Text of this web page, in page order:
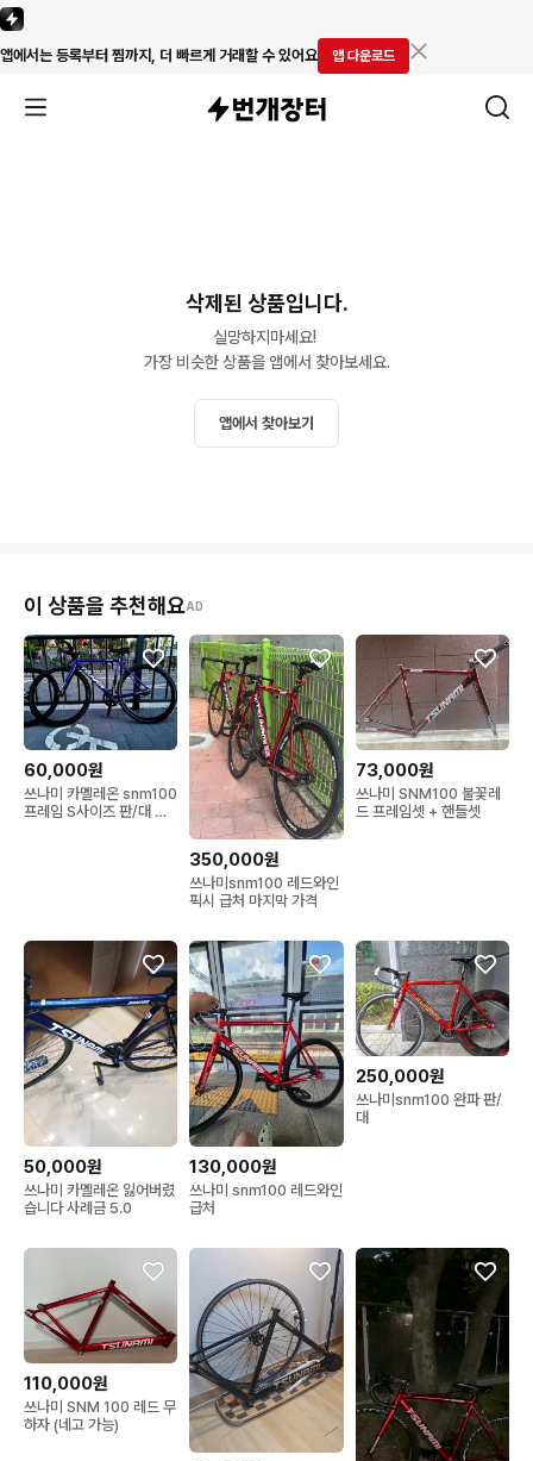
앱에서는 등록부터 찜까지, 더 빠르게 거래할 수 있어요 앱 다운로드
삭제된 상품입니다.
실망하지마세요!
가장 비슷한 상품을 앱에서 찾아보세요.
앱에서 찾아보기
이 상품을 추천해요AD
60,000원
쓰나미 카멜레온 snm100
프레임 S사이즈 판/대 설
350,000원
쓰나미snm100 레드와인
픽시 급처 마지막 가격
73,000원
쓰나미 SNM100 불꽃레
드 프레임셋 + 핸들셋
50,000원
쓰나미 카멜레온 잃어버렸
습니다 사례금 5.0
130,000원
쓰나미 snm100 레드와인
급처
250,000원
쓰나미snm100 완파 판/
대
110,000원
쓰나미 SNM 100 레드 무
하자 (네고 가능)